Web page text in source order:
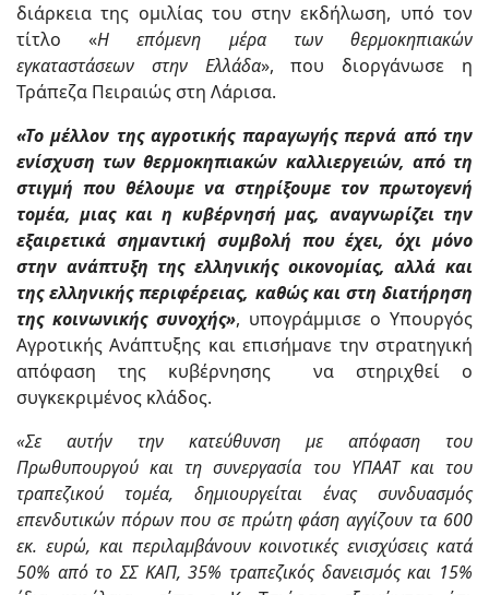
διάρκεια της ομιλίας του στην εκδήλωση, υπό τον
τίτλο «Η επόμενη μέρα των θερμοκηπιακών
εγκαταστάσεων στην Ελλάδα», που διοργάνωσε η
Τράπεζα Πειραιώς στη Λάρισα.
«Το μέλλον της αγροτικής παραγωγής περνά από την
ενίσχυση των θερμοκηπιακών καλλιεργειών, από τη
στιγμή που θέλουμε να στηρίξουμε τον πρωτογενή
τομέα, μιας και η κυβέρνησή μας, αναγνωρίζει την
εξαιρετικά σημαντική συμβολή που έχει, όχι μόνο
στην ανάπτυξη της ελληνικής οικονομίας, αλλά και
της ελληνικής περιφέρειας, καθώς και στη διατήρηση
της κοινωνικής συνοχής», υπογράμμισε ο Υπουργός
Αγροτικής Ανάπτυξης και επισήμανε την στρατηγική
απόφαση της κυβέρνησης να στηριχθεί ο
συγκεκριμένος κλάδος.
«Σε αυτήν την κατεύθυνση με απόφαση του
Πρωθυπουργού και τη συνεργασία του ΥΠΑΑΤ και του
τραπεζικού τομέα, δημιουργείται ένας συνδυασμός
επενδυτικών πόρων που σε πρώτη φάση αγγίζουν τα 600
εκ. ευρώ, και περιλαμβάνουν κοινοτικές ενισχύσεις κατά
50% από το ΣΣ ΚΑΠ, 35% τραπεζικός δανεισμός και 15%